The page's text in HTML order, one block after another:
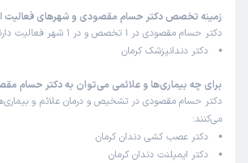
زمینه تخصص دکتر حسام مقصودی و شهرهای فعالیت
دکتر حسام مقصودی در 1 تخصص و در 1 شهر فعالیت دارند:
دکتر دندانپزشک کرمان
برای چه بیماری‌ها و علائمی می‌توان به دکتر حسام
دکتر حسام مقصودی در تشخیص و درمان علائم و
می‌کنند:
دکتر عصب کشی دندان کرمان
دکتر ایمپلنت دندان کرمان